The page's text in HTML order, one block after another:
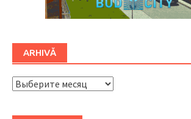
ARHIVĂ
ARHIVĂ